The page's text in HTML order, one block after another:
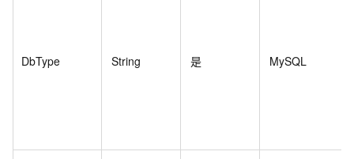
DbType String 是 MySQL